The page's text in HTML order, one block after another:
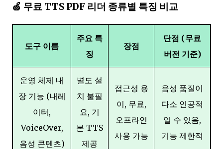
🍏 무료 TTS PDF 리더 종류별 특징 비교
도구 이름
주요 특
징
장점
단점 (무료
버전 기준)
운영 체제 내
장 기능 (내레
이터,
VoiceOver,
음성 콘텐츠)
별도 설
치 불필
요, 기
본 TTS
제공
접근성 용
이, 무료,
오프라인
사용 가능
음성 품질이
다소 인공적
일 수 있음,
기능 제한적